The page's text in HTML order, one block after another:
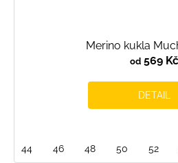
Merino kukla
od569 Kč
DETAIL
44 46 48 50 52